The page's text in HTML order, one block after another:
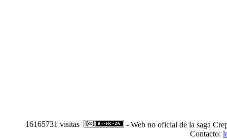
16165731 visitas
- Web no oficial de la saga
Contacto: